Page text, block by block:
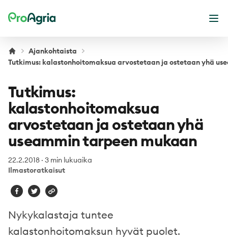
ProAgria
Ajankohtaista
Tutkimus: kalastonhoitomaksua arvostetaan ja ostetaan yhä
Tutkimus:
kalastonhoitomaksua
arvostetaan ja ostetaan yhä
useammin tarpeen mukaan
22.2.2018 · 3 min lukuaika
Ilmastoratkaisut
Nykykalastaja tuntee
kalastonhoitomaksun hyvät puolet.